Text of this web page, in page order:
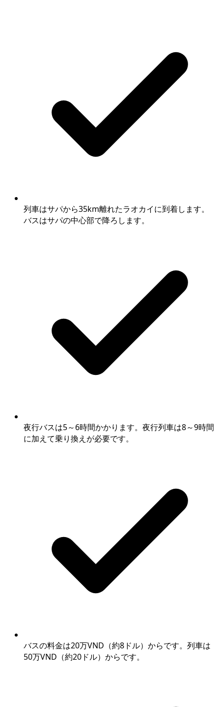
列車はサパから35km離れたラオカイに到着します。
バスはサパの中心部で降ろします。
夜行バスは5～6時間かかります。夜行列車は8～9時間
に加えて乗り換えが必要です。
バスの料金は20万VND（約8ドル）からです。列車は
50万VND（約20ドル）からです。